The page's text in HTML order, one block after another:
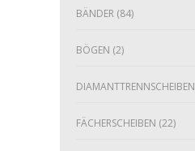
BÄNDER (84)
BÖGEN (2)
DIAMANTTRENNSCHEIBEN
FÄCHERSCHEIBEN (22)